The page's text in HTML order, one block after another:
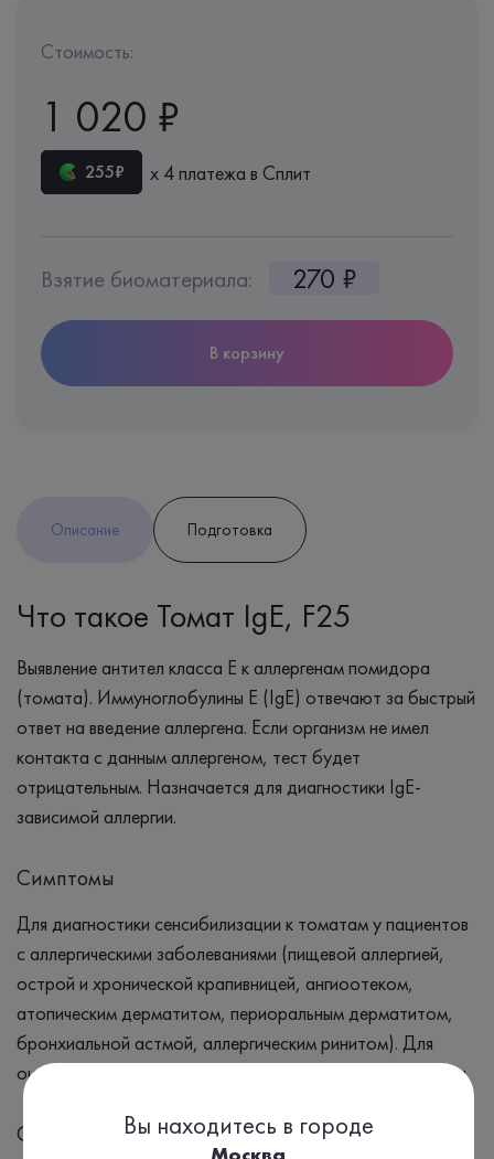
Стоимость:
1 020 ₽
255₽ х 4 платежа в Сплит
Взятие биоматериала: 270 ₽
В корзину
Описание Подготовка
Что такое Томат IgE, F25
Выявление антител класса Е к аллергенам помидора
(томата). Иммуноглобулины Е (IgE) отвечают за быстрый
ответ на введение аллергена. Если организм не имел
контакта с данным аллергеном, тест будет
отрицательным. Назначается для диагностики IgE-
зависимой аллергии.
Симптомы
Для диагностики сенсибилизации к томатам у пациентов
с аллергическими заболеваниями (пищевой аллергией,
острой и хронической крапивницей, ангиоотеком,
атопическим дерматитом, периоральным дерматитом,
бронхиальной астмой, аллергическим ринитом). Для
оценки риска развития аллергических реакций на томаты.
Синонимы Вы находитесь в городе